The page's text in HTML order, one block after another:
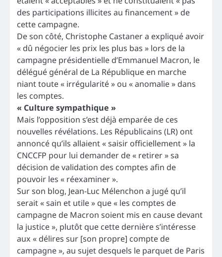
des participations illicites au financement » de
cette campagne.
De son côté, Christophe Castaner a expliqué avoir
« dû négocier les prix les plus bas » lors de la
campagne présidentielle d’Emmanuel Macron, le
délégué général de La République en marche
niant toute « irrégularité » ou « anomalie » dans
les comptes.
« Culture sympathique »
Mais l’opposition s’est déjà emparée de ces
nouvelles révélations. Les Républicains (LR) ont
annoncé qu’ils allaient « saisir officiellement » la
CNCCFP pour lui demander de « retirer » sa
décision de validation des comptes afin de
pouvoir les « réexaminer ».
Sur son blog, Jean-Luc Mélenchon a jugé qu’il
serait « sain et utile » que « les comptes de
campagne de Macron soient mis en cause devant
la justice », plutôt que cette dernière s’intéresse
aux « délires sur [son propre] compte de
campagne », au sujet desquels le parquet de Paris